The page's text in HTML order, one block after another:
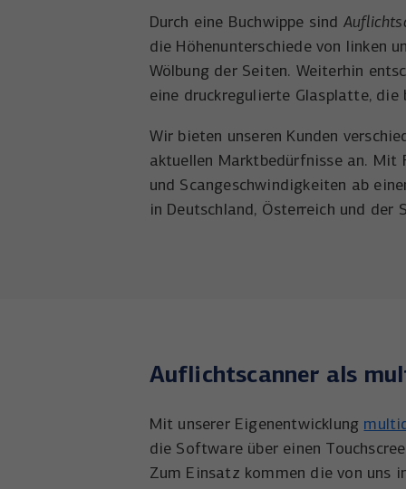
Durch eine Buchwippe sind
die Höhenunterschiede von linken
Wölbung der Seiten. Weiterhin
eine druckregulierte Glasplatte,
Wir bieten unseren Kunden
aktuellen Marktbedürfnisse an. Mit
und Scangeschwindigkeiten ab
in Deutschland, Österreich und der
Auflichtscanner als
Mit unserer Eigenentwicklung
die Software über einen
Zum Einsatz kommen die von uns